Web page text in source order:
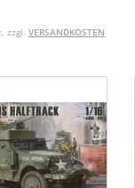
zzgl. VERSANDKOSTEN